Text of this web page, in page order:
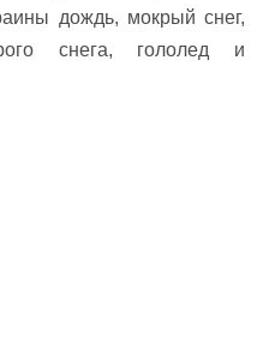
дождь, мокрый снег,
снега, гололед и